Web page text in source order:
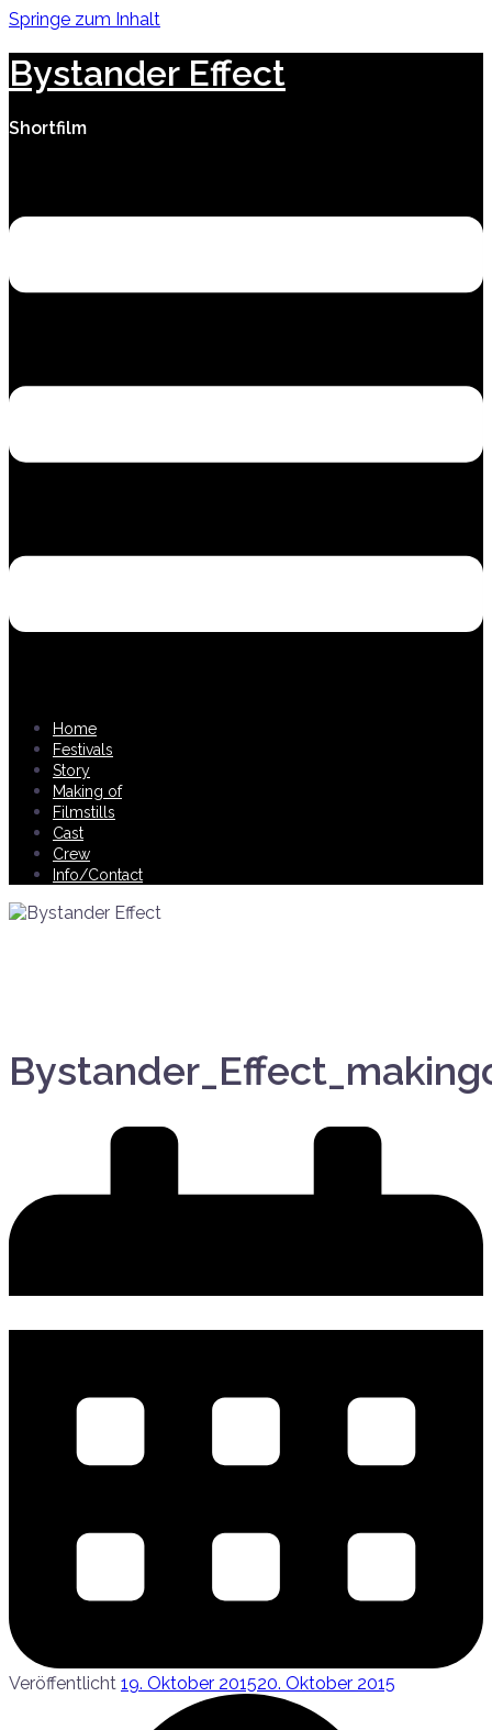
Springe zum Inhalt
Bystander Effect
Shortfilm
Home
Festivals
Story
Making of
Filmstills
Cast
Crew
Info/Contact
Veröffentlicht 19. Oktober 201520. Oktober 2015